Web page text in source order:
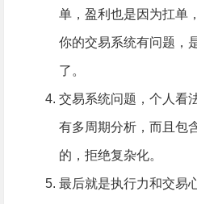
单，盈利也是因为扛单
你的交易系统有问题，
了。
交易系统问题，个人看
有多周期分析，而且包
的，拒绝复杂化。
最后就是执行力和交易